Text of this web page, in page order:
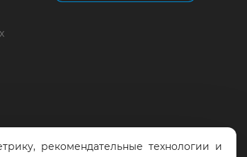
рекомендательные технологии и